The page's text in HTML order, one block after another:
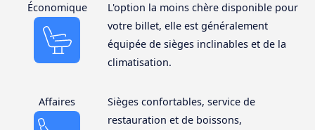
Économique
L'option la moins chère disponible pour
votre billet, elle est généralement
équipée de sièges inclinables et de la
climatisation.
Affaires
Sièges confortables, service de
restauration et de boissons,